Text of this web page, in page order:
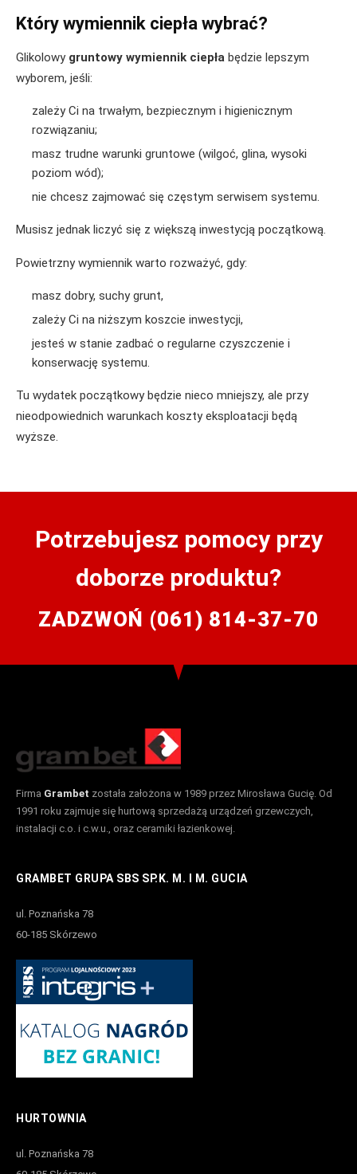
Który wymiennik ciepła wybrać?
Glikolowy gruntowy wymiennik ciepła będzie lepszym
wyborem, jeśli:
zależy Ci na trwałym, bezpiecznym i higienicznym
rozwiązaniu;
masz trudne warunki gruntowe (wilgoć, glina, wysoki
poziom wód);
nie chcesz zajmować się częstym serwisem systemu.
Musisz jednak liczyć się z większą inwestycją początkową.
Powietrzny wymiennik warto rozważyć, gdy:
masz dobry, suchy grunt,
zależy Ci na niższym koszcie inwestycji,
jesteś w stanie zadbać o regularne czyszczenie i
konserwację systemu.
Tu wydatek początkowy będzie nieco mniejszy, ale przy
nieodpowiednich warunkach koszty eksploatacji będą
wyższe.
Potrzebujesz pomocy przy
doborze produktu?
ZADZWOŃ (061) 814-37-70
Firma Grambet została założona w 1989 przez Mirosława Gucię. Od
1991 roku zajmuje się hurtową sprzedażą urządzeń grzewczych,
instalacji c.o. i c.w.u., oraz ceramiki łazienkowej.
GRAMBET GRUPA SBS SP.K. M. I M. GUCIA
ul. Poznańska 78
60-185 Skórzewo
HURTOWNIA
ul. Poznańska 78